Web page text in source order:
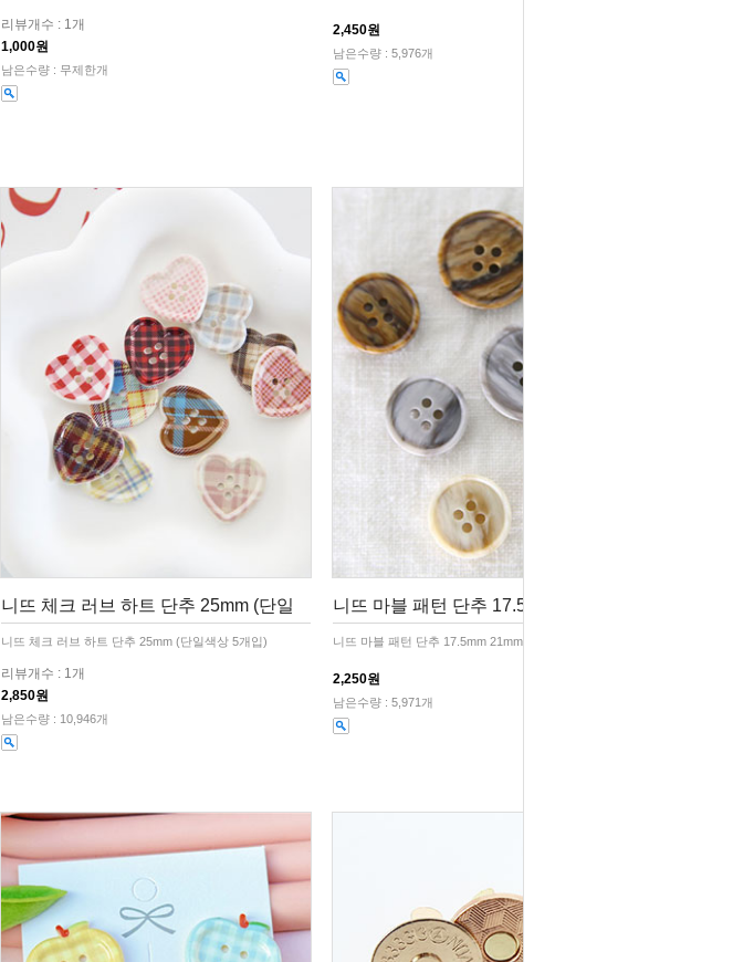
리뷰개수 : 1개
1,000원
남은수량 : 무제한개
2,450원
남은수량 : 5,976개
니뜨 체크 러브 하트 단추 25mm (단일
니뜨 체크 러브 하트 단추 25mm (단일색상 5개입)
리뷰개수 : 1개
2,850원
남은수량 : 10,946개
니뜨 마블 패턴 단추 17.5mm 21mm (단
니뜨 마블 패턴 단추 17.5mm 21mm (단일색상 5개입)
2,250원
남은수량 : 5,971개